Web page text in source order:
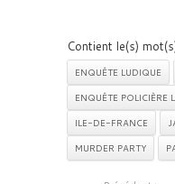
Contient le(s)
ENQUÊTE LUDIQUE
ENQUÊTE POLICIÈRE
ILE-DE-FRANCE
MURDER PARTY